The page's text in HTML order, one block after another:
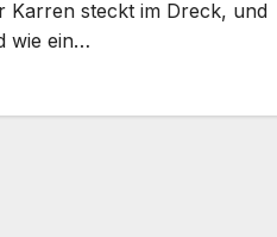
Karren steckt im Dreck, und
wie ein…